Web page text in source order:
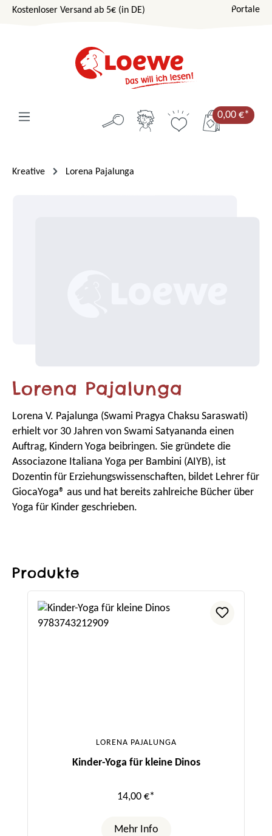
Zum Hauptinhalt springen
Kostenloser Versand ab 5€ (in DE) Portale
0,00 €*
Kreative Lorena Pajalunga
Lorena Pajalunga
Lorena V. Pajalunga (Swami Pragya Chaksu Saraswati)
erhielt vor 30 Jahren von Swami Satyananda einen
Auftrag, Kindern Yoga beibringen. Sie gründete die
Associazone Italiana Yoga per Bambini (AIYB), ist
Dozentin für Erziehungswissenschaften, bildet Lehrer für
GiocaYoga® aus und hat bereits zahlreiche Bücher über
Yoga für Kinder geschrieben.
Produkte
LORENA PAJALUNGA
Kinder-Yoga für kleine Dinos
14,00 €*
Mehr Info